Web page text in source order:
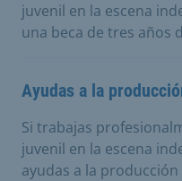
juvenil en la escena
una beca de tres años
Ayudas a la
Si trabajas
juvenil en la escena
ayudas a la